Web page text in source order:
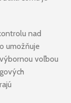
nad
umožňuje
voľbou